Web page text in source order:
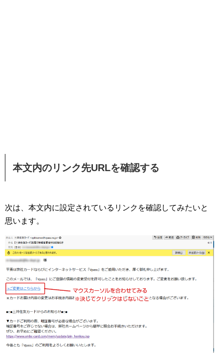
本文内のリンク先URLを確認する
次は、本文内に設定されているリンクを確認してみたいと
思います。